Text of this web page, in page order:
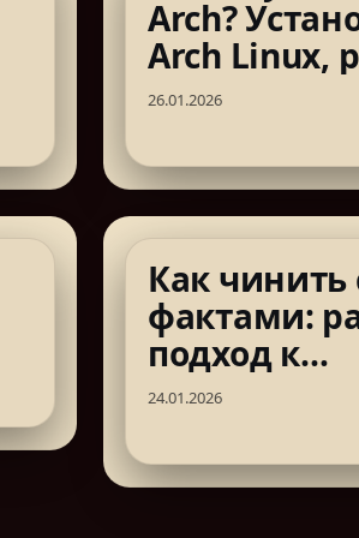
Arch?
Arch Linux,
26.01.2026
Как чинить
фактами:
подход к
диагностике
24.01.2026